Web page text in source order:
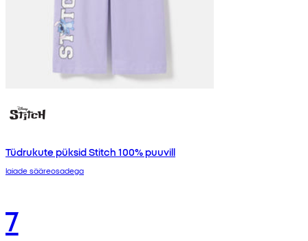
Tüdrukute püksid Stitch 100% puuvill
laiade sääreosadega
7